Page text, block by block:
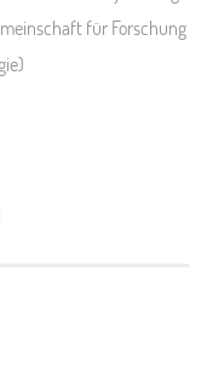
für Forschung